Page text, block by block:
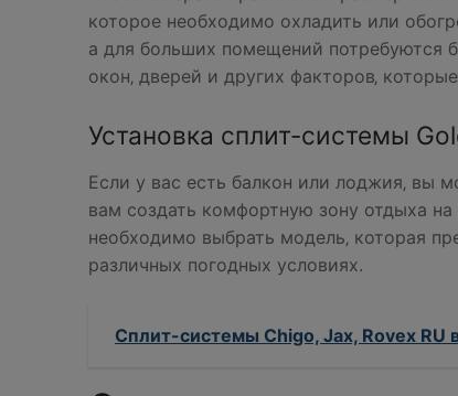
которое необходимо охладить или
а для больших помещений потребуются
окон‚ дверей и других факторов‚
Установка сплит-системы
Если у вас есть балкон или лоджия‚ вы
вам создать комфортную зону отдыха
необходимо выбрать модель‚ которая
различных погодных условиях.
Сплит-системы Chigo, Jax, Rovex RU